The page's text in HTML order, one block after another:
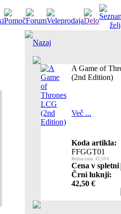
Nazaj
A Game of
(2nd Edition)
Več ...
Koda artikla:
FFGGT01
Redna cena: 42,50 €
Cena v spletni
Črni luknji:
42,50 €